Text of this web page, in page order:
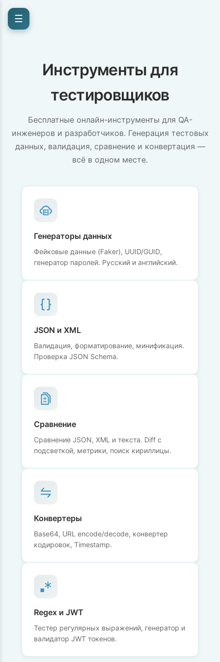
☰
Инструменты для
тестировщиков
Бесплатные онлайн-инструменты для QA-
инженеров и разработчиков. Генерация тестовых
данных, валидация, сравнение и конвертация —
всё в одном месте.
Генераторы данных
Фейковые данные (Faker), UUID/GUID,
генератор паролей. Русский и английский.
JSON и XML
Валидация, форматирование, минификация.
Проверка JSON Schema.
Сравнение
Сравнение JSON, XML и текста. Diff с
подсветкой, метрики, поиск кириллицы.
Конвертеры
Base64, URL encode/decode, конвертер
кодировок, Timestamp.
Regex и JWT
Тестер регулярных выражений, генератор и
валидатор JWT токенов.